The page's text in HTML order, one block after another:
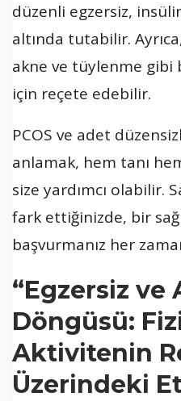
düzenli egzersiz,
altında tutabilir.
akne ve tüylenme
için reçete edebilir.
PCOS ve adet
anlamak, hem tanı
size yardımcı olabilir.
fark ettiğinizde, bir
başvurmanız her
“Egzersiz ve
Döngüsü:
Aktivitenin
Üzerindeki